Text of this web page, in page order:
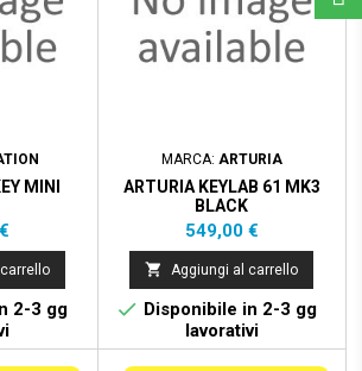
MINI
2-3 gg
MARCA: ARTURIA
ARTURIA KEYLAB 61 MK3
BLACK
Prezzo
549,00 €
 Aggiungi al carrello
 Disponibile in 2-3 gg
lavorativi